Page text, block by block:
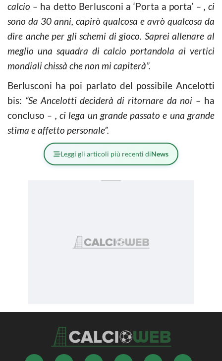
calcio – ha detto Berlusconi a ‘Porta a porta’ – , ci
sono da 30 anni, capirò qualcosa e avrò qualcosa da
dire anche per gli schemi di gioco. Saprei allenare al
meglio una squadra di calcio portandola ai vertici
mondiali chissà che non mi capiterà”.
Berlusconi ha poi parlato del possibile Ancelotti
bis: “Se Ancelotti deciderà di ritornare da noi – ha
concluso – , ci lega un grande passato e una grande
stima e affetto personale”.
Leggi gli articoli più recenti diNews